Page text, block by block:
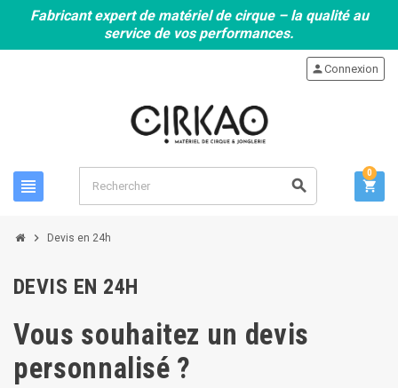
Fabricant expert de matériel de cirque – la qualité au
service de vos performances.
view_headline search
personConnexion
shopping_cart
0
chevron_right Devis en 24h
DEVIS EN 24H
Vous souhaitez un devis
personnalisé ?